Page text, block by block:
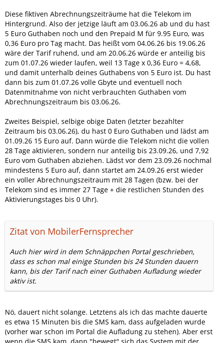
Diese fiktiven Abrechnungszeiträume hat die Telekom im
Hintergrund. Also der jetzige läuft am 03.06.26 ab und du hast
5 Euro Guthaben noch und den Prepaid M für 9.95 Euro, was
0,36 Euro pro Tag macht. Das heißt vom 04.06.26 bis 19.06.26
wäre der Tarif ruhend, und am 20.06.26 würde er anteilig bis
zum 01.07.26 wieder laufen, weil 13 Tage x 0,36 Euro = 4,68,
und damit unterhalb deines Guthabens von 5 Euro ist. Du hast
dann bis zum 01.07.26 volle Gbyte und eventuell noch
Datenmitnahme von nicht verbrauchten Guthaben vom
Abrechnungszeitraum bis 03.06.26.
Zweites Beispiel, selbige obige Daten (letzter bezahlter
Zeitraum bis 03.06.26), du hast 0 Euro Guthaben und lädst am
01.09.26 15 Euro auf. Dann würde die Telekom nicht die vollen
28 Tage aktivieren, sondern nur anteilig bis 23.09.26, und 7,92
Euro vom Guthaben abziehen. Lädst vor dem 23.09.26 nochmal
mindestens 5 Euro auf, dann startet am 24.09.26 erst wieder
ein voller Abrechnungszeitraum mit 28 Tagen (bzw. bei der
Telekom sind es immer 27 Tage + die restlichen Stunden des
Aktivierungstages bis 0 Uhr).
Zitat von MobilerFernsprecher
Auch hier wird in dem Schnäppchen Portal geschrieben,
dass es schon mal einige Stunden bis 24 Stunden dauern
kann, bis der Tarif nach einer Guthaben Aufladung wieder
aktiv ist.
Nö, dauert nicht solange. Letztens als ich das machte dauerte
es etwa 15 Minuten bis die SMS kam, dass aufgeladen wurde
(vorher war schon im Portal die Aufladung zu stehen). Aber erst